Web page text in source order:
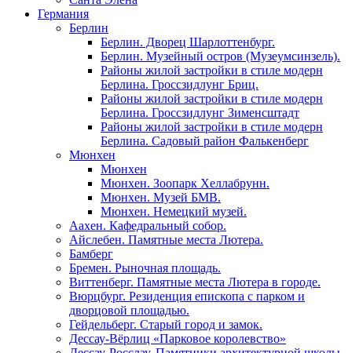
Германия
Берлин
Берлин. Дворец Шарлоттенбург.
Берлин. Музейный остров (Музеумсинзель).
Районы жилой застройки в стиле модерн
Берлина. Гроссзидлунг Бриц.
Районы жилой застройки в стиле модерн
Берлина. Гроссзидлунг Зименсштадт
Районы жилой застройки в стиле модерн
Берлина. Садовый район Фалькенберг
Мюнхен
Мюнхен
Мюнхен. Зоопарк Хеллабрунн.
Мюнхен. Музей БМВ.
Мюнхен. Немецкий музей.
Аахен. Кафедральный собор.
Айслебен. Памятные места Лютера.
Бамберг
Бремен. Рыночная площадь.
Виттенберг. Памятные места Лютера в городе.
Вюрцбург. Резиденция епископа с парком и
дворцовой площадью.
Гейдельберг. Старый город и замок.
Дессау-Вёрлиц «Парковое королевство»